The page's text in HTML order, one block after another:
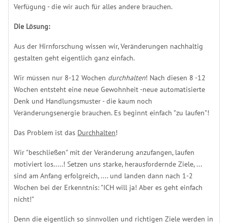
Verfügung - die wir auch für alles andere brauchen.
Die Lösung:
Aus der Hirnforschung wissen wir, Veränderungen nachhaltig
gestalten geht eigentlich ganz einfach.
Wir müssen nur 8-12 Wochen durchhalten! Nach diesen 8 -12
Wochen entsteht eine neue Gewohnheit -neue automatisierte
Denk und Handlungsmuster - die kaum noch
Veränderungsenergie brauchen. Es beginnt einfach "zu laufen"!
Das Problem ist das Durchhalten!
Wir "beschließen" mit der Veränderung anzufangen, laufen
motiviert los.....! Setzen uns starke, herausfordernde Ziele, ...
sind am Anfang erfolgreich, .... und landen dann nach 1-2
Wochen bei der Erkenntnis: "ICH will ja! Aber es geht einfach
nicht!"
Denn die eigentlich so sinnvollen und richtigen Ziele werden in